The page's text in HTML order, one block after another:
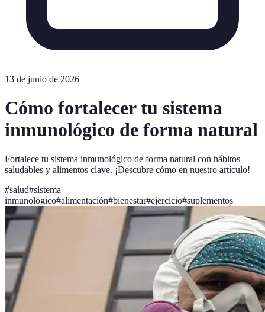
13 de junio de 2026
Cómo fortalecer tu sistema
inmunológico de forma natural
Fortalece tu sistema inmunológico de forma natural con hábitos
saludables y alimentos clave. ¡Descubre cómo en nuestro artículo!
#salud#sistema
inmunológico#alimentación#bienestar#ejercicio#suplementos